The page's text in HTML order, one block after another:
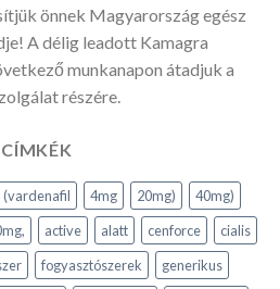
önnek Magyarország egész
A délig leadott Kamagra
munkanapon átadjuk a
részére.
CÍMKÉK
(vardenafil 4mg 20mg)
40mg)
active alatt cenforce
cialis
fogyasztószerek
generikus